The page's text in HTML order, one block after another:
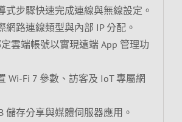
式步驟快速完成連線與無線設定。
網路連線類型與內部 IP 分配。
雲端帳號以實現遠端 App 管理功
Wi-Fi 7 參數、訪客及 IoT 專屬網
儲存分享與媒體伺服器應用。